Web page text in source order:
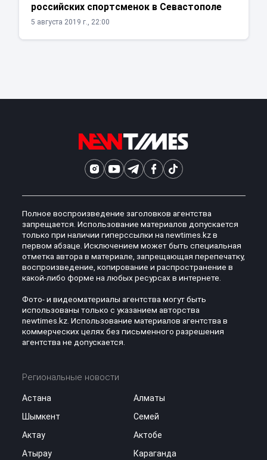
российских спортсменок в Севастополе
5 августа 2019 г., 22:00
Полное воспроизведение заголовков агентства
запрещается. Использование материалов допускается
только при наличии гиперссылки на newtimes.kz в
первом абзаце. Исключением может быть специальная
отметка автора в материале, запрещающая перепечатку,
воспроизведение, копирование и распространение в
какой-либо форме на любых ресурсах в интернете.
Фото- и видеоматериалы агентства могут быть
использованы только с указанием авторства
newtimes.kz. Использование материалов агентства в
коммерческих целях без письменного разрешения
агентства не допускается.
Региональные новости
Астана
Алматы
Шымкент
Семей
Актау
Актобе
Атырау
Караганда